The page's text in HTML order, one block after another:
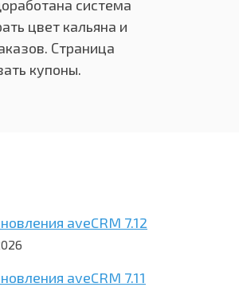
система
цвет кальяна и
Страница
купоны.
aveCRM 7.12
aveCRM 7.11